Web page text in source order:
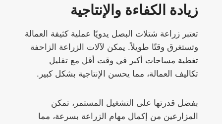
زيادة الكفاءة والإنتاجية
تعتبر زراعة شتلات البصل يدويًا عملية كثيفة العمالة
وتستغرق وقتًا طويلاً. يمكن لآلات الزراعة الزاحفة
تغطية مساحات أكبر في وقت أقل مع تقليل
تكاليف العمالة، مما يحسن الإنتاجية بشكل كبير.
بفضل قدرتها على التشغيل المستمر، تمكن
المزارعين من إكمال مهام الزراعة بسرعة، مما